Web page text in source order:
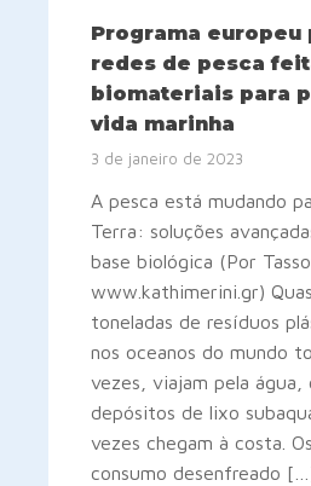
Programa europeu
redes de pesca
biomateriais para
vida marinha
3 de janeiro de 2023
A pesca está mudando
Terra: soluções
base biológica (Por
www.kathimerini.gr)
toneladas de resíduos
nos oceanos do mundo
vezes, viajam pela água,
depósitos de lixo
vezes chegam à costa.
consumo desenfreado